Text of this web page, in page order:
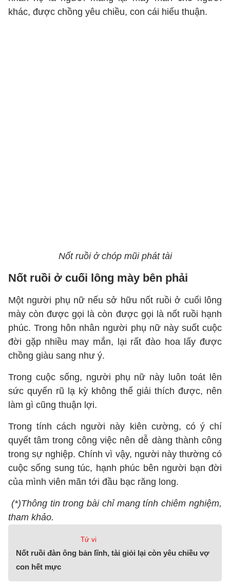
khác, được chồng yêu chiều, con cái hiếu thuận.
Nốt ruồi ở chóp mũi phát tài
Nốt ruồi ở cuối lông mày bên phải
Một người phụ nữ nếu sở hữu nốt ruồi ở cuối lông
mày còn được gọi là còn được gọi là nốt ruồi hạnh
phúc. Trong hôn nhân người phụ nữ này suốt cuộc
đời gặp nhiều may mắn, lại rất đào hoa lấy được
chồng giàu sang như ý.
Trong cuộc sống, người phụ nữ này luôn toát lên
sức quyến rũ lạ kỳ không thể giải thích được, nên
làm gì cũng thuận lợi.
Trong tính cách người này kiên cường, có ý chí
quyết tâm trong công việc nên dễ dàng thành công
trong sự nghiệp. Chính vì vậy, người này thường có
cuộc sống sung túc, hạnh phúc bên người bạn đời
của mình viên mãn tới đầu bạc răng long.
(*)Thông tin trong bài chỉ mang tính chiêm nghiệm,
tham khảo.
Tử vi
Nốt ruồi đàn ông bản lĩnh, tài giỏi lại còn yêu chiều vợ
con hết mực